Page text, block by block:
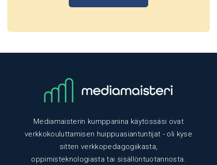
Mediamaisterin kumppanina käytössäsi ovat
verkkokouluttamisen huippuasiantuntijat - oli kyse
sitten verkkopedagogiikasta,
oppimisteknologiasta tai sisällöntuotannosta.